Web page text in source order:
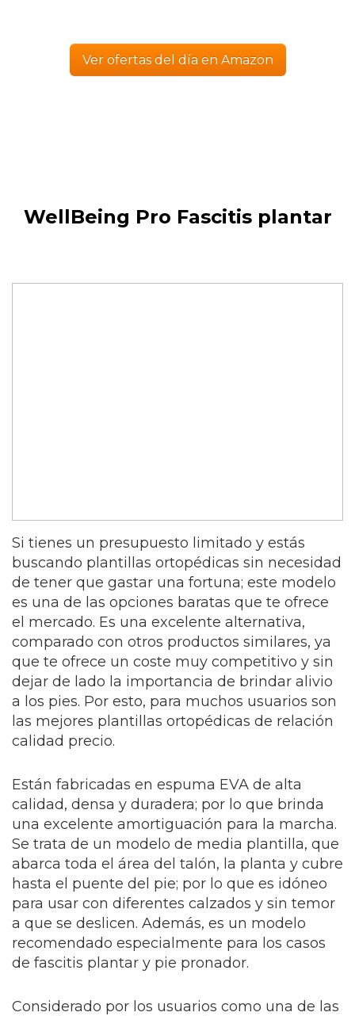
Ver ofertas del día en Amazon
WellBeing Pro Fascitis plantar
Si tienes un presupuesto limitado y estás
buscando plantillas ortopédicas sin necesidad
de tener que gastar una fortuna; este modelo
es una de las opciones baratas que te ofrece
el mercado. Es una excelente alternativa,
comparado con otros productos similares, ya
que te ofrece un coste muy competitivo y sin
dejar de lado la importancia de brindar alivio
a los pies. Por esto, para muchos usuarios son
las mejores plantillas ortopédicas de relación
calidad precio.
Están fabricadas en espuma EVA de alta
calidad, densa y duradera; por lo que brinda
una excelente amortiguación para la marcha.
Se trata de un modelo de media plantilla, que
abarca toda el área del talón, la planta y cubre
hasta el puente del pie; por lo que es idóneo
para usar con diferentes calzados y sin temor
a que se deslicen. Además, es un modelo
recomendado especialmente para los casos
de fascitis plantar y pie pronador.
Considerado por los usuarios como una de las